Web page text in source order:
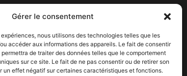
Gérer le consentement
nous utilisons des technologies telles que les
accéder aux informations des appareils. Le fait de consentir
de traiter des données telles que le comportement
sur ce site. Le fait de ne pas consentir ou de retirer son
un effet négatif sur certaines caractéristiques et fonctions.